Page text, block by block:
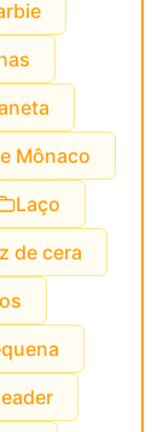
Mônaco
Laço
de cera